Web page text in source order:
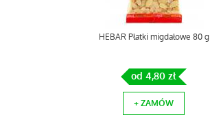
HEBAR Płatki migdałowe 80 g
od 4,80 zł
+ ZAMÓW